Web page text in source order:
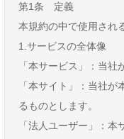
第1条 定義
本規約の中で使用され
1.サービスの全体像
「本サービス」：当社
「本サイト」：当社
るものとします。
「法人ユーザー」：